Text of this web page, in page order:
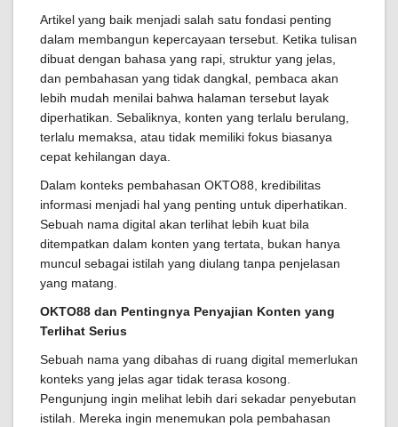
Artikel yang baik menjadi salah satu fondasi penting
dalam membangun kepercayaan tersebut. Ketika tulisan
dibuat dengan bahasa yang rapi, struktur yang jelas,
dan pembahasan yang tidak dangkal, pembaca akan
lebih mudah menilai bahwa halaman tersebut layak
diperhatikan. Sebaliknya, konten yang terlalu berulang,
terlalu memaksa, atau tidak memiliki fokus biasanya
cepat kehilangan daya.
Dalam konteks pembahasan OKTO88, kredibilitas
informasi menjadi hal yang penting untuk diperhatikan.
Sebuah nama digital akan terlihat lebih kuat bila
ditempatkan dalam konten yang tertata, bukan hanya
muncul sebagai istilah yang diulang tanpa penjelasan
yang matang.
OKTO88 dan Pentingnya Penyajian Konten yang
Terlihat Serius
Sebuah nama yang dibahas di ruang digital memerlukan
konteks yang jelas agar tidak terasa kosong.
Pengunjung ingin melihat lebih dari sekadar penyebutan
istilah. Mereka ingin menemukan pola pembahasan